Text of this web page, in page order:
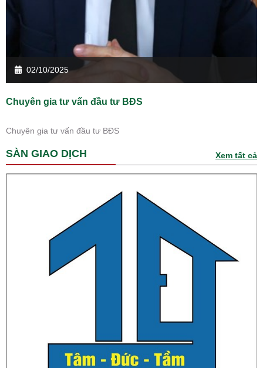
02/10/2025
Chuyên gia tư vấn đầu tư BĐS
Chuyên gia tư vấn đầu tư BĐS
SÀN GIAO DỊCH Xem tất cả